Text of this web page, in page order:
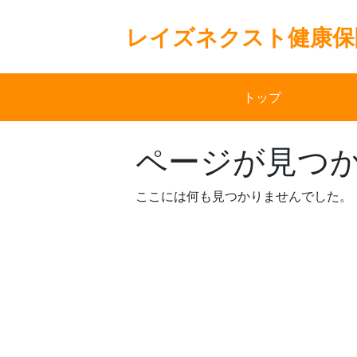
レイズネクスト健康
トップ
ページが見つ
ここには何も見つかりませんでした。